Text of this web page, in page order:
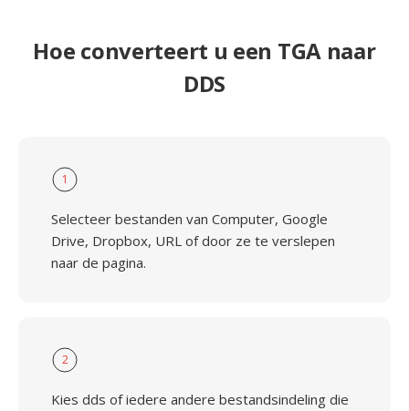
Hoe converteert u een TGA naar
DDS
1
Selecteer bestanden van Computer, Google
Drive, Dropbox, URL of door ze te verslepen
naar de pagina.
2
Kies dds of iedere andere bestandsindeling die